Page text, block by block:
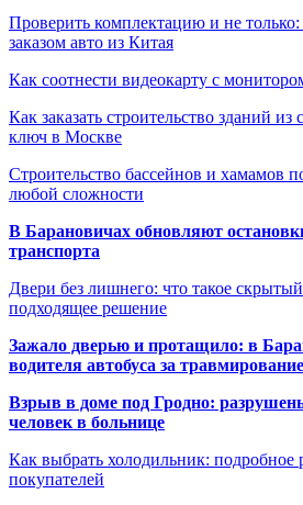
Проверить комплектацию и не только:
заказом авто из Китая
Как соотнести видеокарту с
Как заказать строительство зданий
ключ в Москве
Строительство бассейнов и хамамов
любой сложности
В Барановичах обновляют
транспорта
Двери без лишнего: что такое
подходящее решение
Зажало дверью и протащило: в
водителя автобуса за
Взрыв в доме под Гродно:
человек в больнице
Как выбрать холодильник: подробное
покупателей